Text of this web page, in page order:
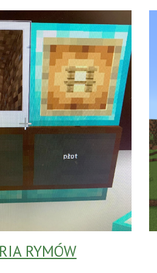
RYMÓW